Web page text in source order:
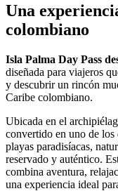
Una
colombiano
Isla Palma Day Pass
diseñada para viajeros
y descubrir un rincón
Caribe colombiano.
Ubicada en el
convertido en uno de los
playas paradisíacas,
reservado y auténtico.
combina aventura,
una experiencia ideal